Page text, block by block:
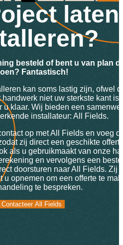
laten
besteld of bent u van plan
Fantastisch!
kan soms lastig zijn, ofwel
niet uw sterkste kant is.
u klaar. Wij bieden een
installateur: All Fields.
op met All Fields en voeg
zij direct een geschikte
als u gebruikmaakt van onze
en vervolgens een
doorsturen naar All Fields. Zij
u opnemen om een offerte te
te bespreken.
Contacteer All Fields
Contacteer All Fields